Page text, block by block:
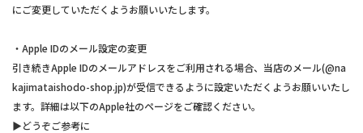
にご変更していただくようお願いいたします。
・Apple IDのメール設定の変更
引き続きApple IDのメールアドレスをご利用される場合、当店のメール(@na
kajimataishodo-shop.jp)が受信できるように設定いただくようお願いいたし
ます。詳細は以下のApple社のページをご確認ください。
▶︎どうぞご参考に